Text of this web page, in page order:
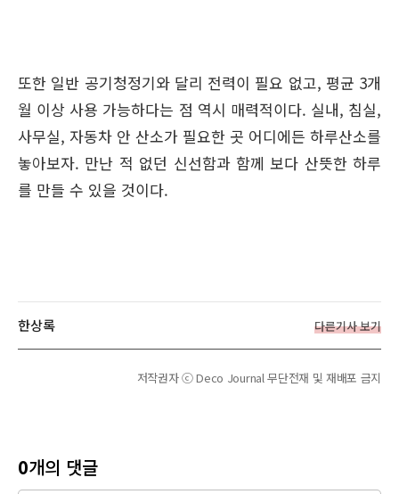
또한 일반 공기청정기와 달리 전력이 필요 없고, 평균 3개
월 이상 사용 가능하다는 점 역시 매력적이다. 실내, 침실,
사무실, 자동차 안 산소가 필요한 곳 어디에든 하루산소를
놓아보자. 만난 적 없던 신선함과 함께 보다 산뜻한 하루
를 만들 수 있을 것이다.
한상록 다른기사 보기
저작권자 ⓒ Deco Journal 무단전재 및 재배포 금지
0개의 댓글